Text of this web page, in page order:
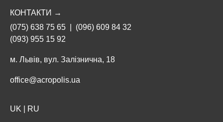
КОНТАКТИ →
(075) 638 75 65
(096) 609 84 32
(093) 955 15 92
м. Львів, вул. Залізнична, 18
office@acropolis.ua
UK RU